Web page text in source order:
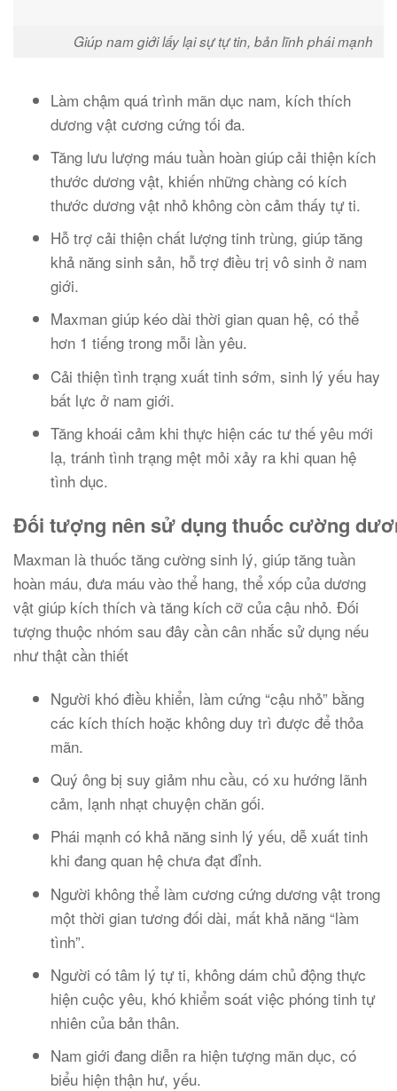
Giúp nam giới lấy lại sự tự tin, bản lĩnh phái mạnh
Làm chậm quá trình mãn dục nam, kích thích
dương vật cương cứng tối đa.
Tăng lưu lượng máu tuần hoàn giúp cải thiện kích
thước dương vật, khiến những chàng có kích
thước dương vật nhỏ không còn cảm thấy tự ti.
Hỗ trợ cải thiện chất lượng tinh trùng, giúp tăng
khả năng sinh sản, hỗ trợ điều trị vô sinh ở nam
giới.
Maxman giúp kéo dài thời gian quan hệ, có thể
hơn 1 tiếng trong mỗi lần yêu.
Cải thiện tình trạng xuất tinh sớm, sinh lý yếu hay
bất lực ở nam giới.
Tăng khoái cảm khi thực hiện các tư thế yêu mới
lạ, tránh tình trạng mệt mỏi xảy ra khi quan hệ
tình dục.
Đối tượng nên sử dụng thuốc cường
Maxman là thuốc tăng cường sinh lý, giúp tăng tuần
hoàn máu, đưa máu vào thể hang, thể xốp của dương
vật giúp kích thích và tăng kích cỡ của cậu nhỏ. Đối
tượng thuộc nhóm sau đây cần cân nhắc sử dụng nếu
như thật cần thiết
Người khó điều khiển, làm cứng “cậu nhỏ” bằng
các kích thích hoặc không duy trì được để thỏa
mãn.
Quý ông bị suy giảm nhu cầu, có xu hướng lãnh
cảm, lạnh nhạt chuyện chăn gối.
Phái mạnh có khả năng sinh lý yếu, dễ xuất tinh
khi đang quan hệ chưa đạt đỉnh.
Người không thể làm cương cứng dương vật trong
một thời gian tương đối dài, mất khả năng “làm
tình”.
Người có tâm lý tự ti, không dám chủ động thực
hiện cuộc yêu, khó khiểm soát việc phóng tinh tự
nhiên của bản thân.
Nam giới đang diễn ra hiện tượng mãn dục, có
biểu hiện thận hư, yếu.